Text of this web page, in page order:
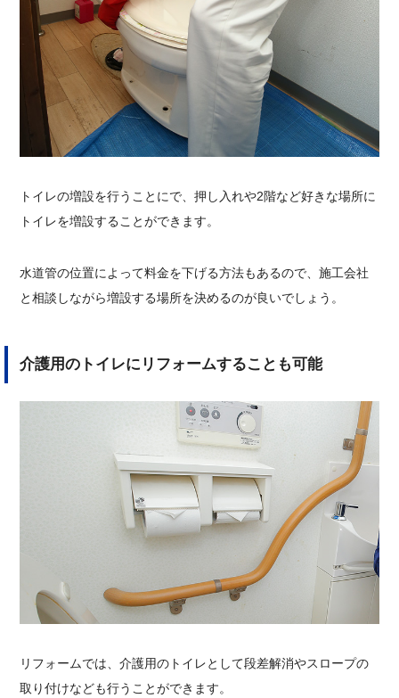
トイレの増設を行うことにで、押し入れや2階など好きな場所に
トイレを増設することができます。
水道管の位置によって料金を下げる方法もあるので、施工会社
と相談しながら増設する場所を決めるのが良いでしょう。
介護用のトイレにリフォームすることも可能
リフォームでは、介護用のトイレとして段差解消やスロープの
取り付けなども行うことができます。